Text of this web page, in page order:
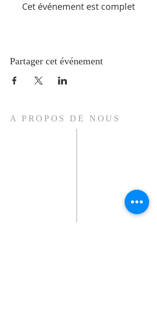
Cet événement est complet
Partager cet événement
A PROPOS DE NOUS